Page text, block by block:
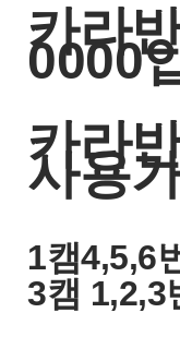
카라
0000
카라
사용
1캠4,5,6
3캠 1,2,3